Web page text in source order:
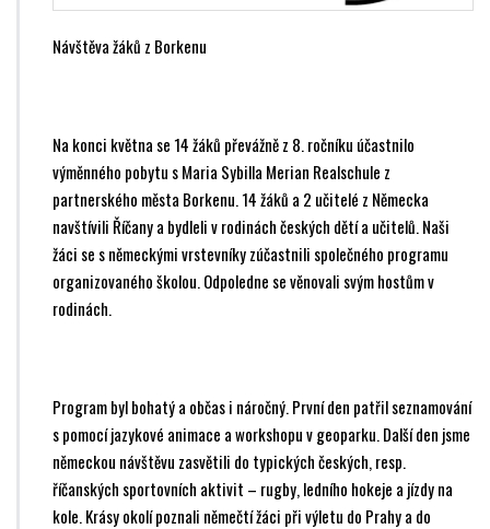
Návštěva žáků z Borkenu
Na konci května se 14 žáků převážně z 8. ročníku účastnilo
výměnného pobytu s Maria Sybilla Merian Realschule z
partnerského města Borkenu. 14 žáků a 2 učitelé z Německa
navštívili Říčany a bydleli v rodinách českých dětí a učitelů. Naši
žáci se s německými vrstevníky zúčastnili společného programu
organizovaného školou. Odpoledne se věnovali svým hostům v
rodinách.
Program byl bohatý a občas i náročný. První den patřil seznamování
s pomocí jazykové animace a workshopu v geoparku. Další den jsme
německou návštěvu zasvětili do typických českých, resp.
říčanských sportovních aktivit – rugby, ledního hokeje a jízdy na
kole. Krásy okolí poznali němečtí žáci při výletu do Prahy a do